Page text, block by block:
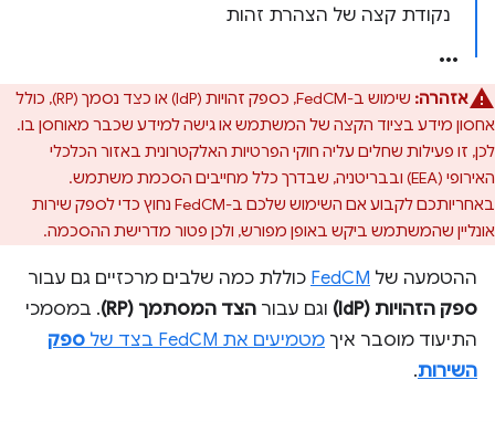
נקודת קצה של הצהרת זהות
אזהרה:
שימוש ב-FedCM, כספק זהויות (IdP) או כצד נסמך (RP), כולל
אחסון מידע בציוד הקצה של המשתמש או גישה למידע שכבר מאוחסן בו.
לכן, זו פעילות שחלים עליה חוקי הפרטיות האלקטרונית באזור הכלכלי
האירופי (EEA) ובבריטניה, שבדרך כלל מחייבים הסכמת משתמש.
באחריותכם לקבוע אם השימוש שלכם ב-FedCM נחוץ כדי לספק שירות
אונליין שהמשתמש ביקש באופן מפורש, ולכן פטור מדרישת ההסכמה.
ההטמעה של FedCM כוללת כמה שלבים מרכזיים גם עבור
ספק הזהויות (IdP)
וגם עבור הצד המסתמך (RP)
. במסמכי
התיעוד מוסבר איך מטמיעים את FedCM בצד של
ספק
השירות.